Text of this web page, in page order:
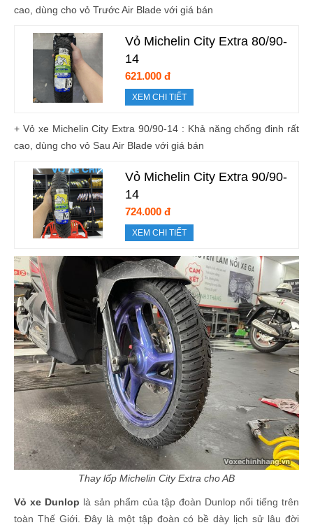
cao, dùng cho vỏ Trước Air Blade với giá bán
Vỏ Michelin City Extra 80/90-
14
621.000 đ
XEM CHI TIẾT
+ Vỏ xe Michelin City Extra 90/90-14 : Khả năng chống đinh rất
cao, dùng cho vỏ Sau Air Blade với giá bán
Vỏ Michelin City Extra 90/90-
14
724.000 đ
XEM CHI TIẾT
Thay lốp ​Michelin City Extra cho AB
Vỏ xe Dunlop là sản phẩm của tập đoàn Dunlop nổi tiếng trên
toàn Thế Giới. Đây là một tập đoàn có bề dày lịch sử lâu đời